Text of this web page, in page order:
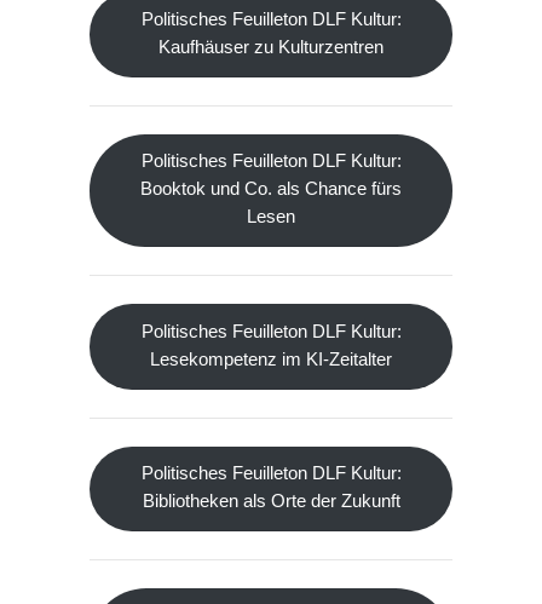
Politisches Feuilleton DLF Kultur:
Kaufhäuser zu Kulturzentren
Politisches Feuilleton DLF Kultur:
Booktok und Co. als Chance fürs
Lesen
Politisches Feuilleton DLF Kultur:
Lesekompetenz im KI-Zeitalter
Politisches Feuilleton DLF Kultur:
Bibliotheken als Orte der Zukunft